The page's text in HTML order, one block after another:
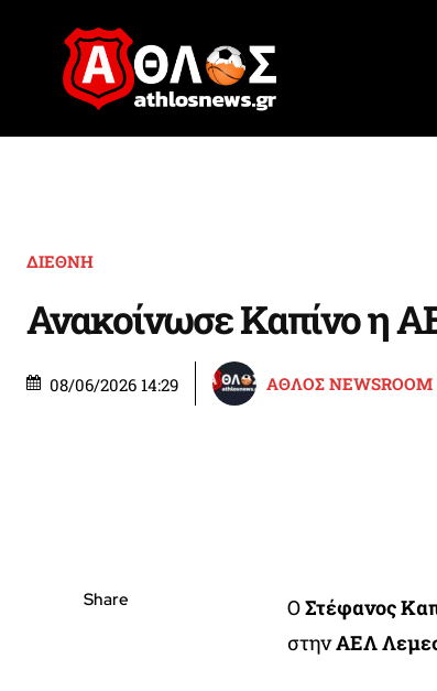
ΔΙΕΘΝΗ
Ανακοίνωσε Καπίνο η
08/06/2026 14:29 ΑΘΛΟΣ NEWSROOM
Share ΟΣτέφανος
στηνΑΕΛ